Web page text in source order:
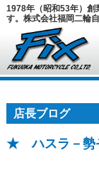
1978年（昭和53年）創
す。株式会社福岡二輪
店長ブログ
★ ハスラ－勢
▼